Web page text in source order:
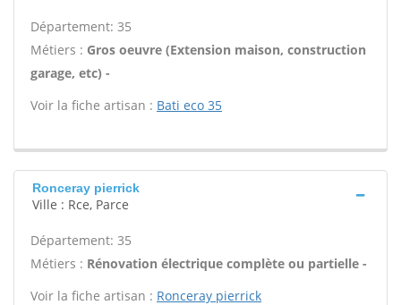
Département: 35
Métiers : Gros oeuvre (Extension maison, construction
garage, etc) -
Voir la fiche artisan : Bati eco 35
Ronceray pierrick
Ville : Rce, Parce
Département: 35
Métiers : Rénovation électrique complète ou partielle -
Voir la fiche artisan : Ronceray pierrick